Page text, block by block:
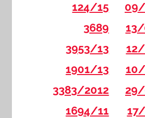
124/15
3689
3953/13
1901/13
3383/2012
1694/11